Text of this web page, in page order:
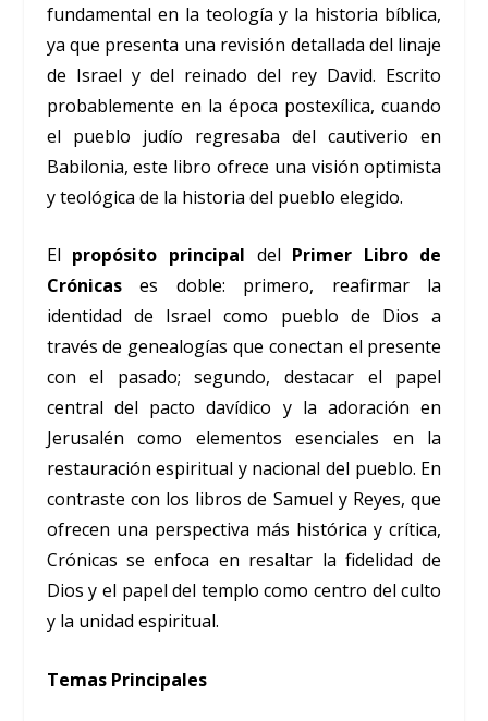
fundamental en la teología y la historia bíblica,
ya que presenta una revisión detallada del linaje
de Israel y del reinado del rey David. Escrito
probablemente en la época postexílica, cuando
el pueblo judío regresaba del cautiverio en
Babilonia, este libro ofrece una visión optimista
y teológica de la historia del pueblo elegido.
El propósito principal del Primer Libro de
Crónicases doble: primero, reafirmar la
identidad de Israel como pueblo de Dios a
través de genealogías que conectan el presente
con el pasado; segundo, destacar el papel
central del pacto davídico y la adoración en
Jerusalén como elementos esenciales en la
restauración espiritual y nacional del pueblo. En
contraste con los libros de Samuel y Reyes, que
ofrecen una perspectiva más histórica y crítica,
Crónicas se enfoca en resaltar la fidelidad de
Dios y el papel del templo como centro del culto
y la unidad espiritual.
Temas Principales